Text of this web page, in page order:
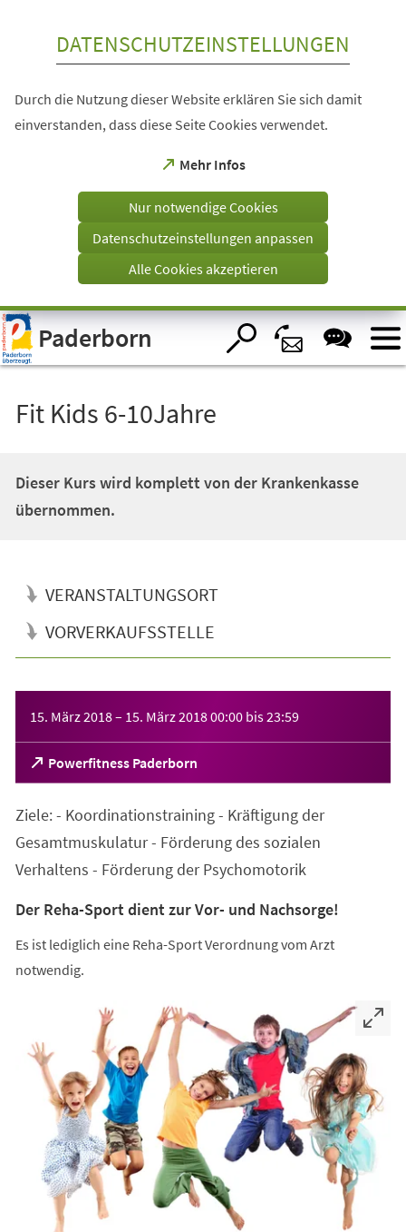
Visuelle
Assistenzsoftware
öffnen.
DATENSCHUTZEINSTELLUNGEN
Durch die Nutzung dieser Website erklären Sie sich damit
einverstanden, dass diese Seite Cookies verwendet.
Mehr Infos
(Öffnet
einem
Tab)
Nur notwendige Cookies
Datenschutzeinstellungen anpassen
Alle Cookies akzeptieren
Paderborn
Fit Kids 6-10Jahre
Dieser Kurs wird komplett von der Krankenkasse
übernommen.
VERANSTALTUNGSORT
VORVERKAUFSSTELLE
15. März 2018– 15. März 201800:00 bis23:59
Powerfitness Paderborn
(Öffnet
in
neuen
Ziele: - Koordinationstraining - Kräftigung der
Gesamtmuskulatur - Förderung des sozialen
Verhaltens - Förderung der Psychomotorik
Der Reha-Sport dient zur Vor- und Nachsorge!
Es ist lediglich eine Reha-Sport Verordnung vom Arzt
notwendig.